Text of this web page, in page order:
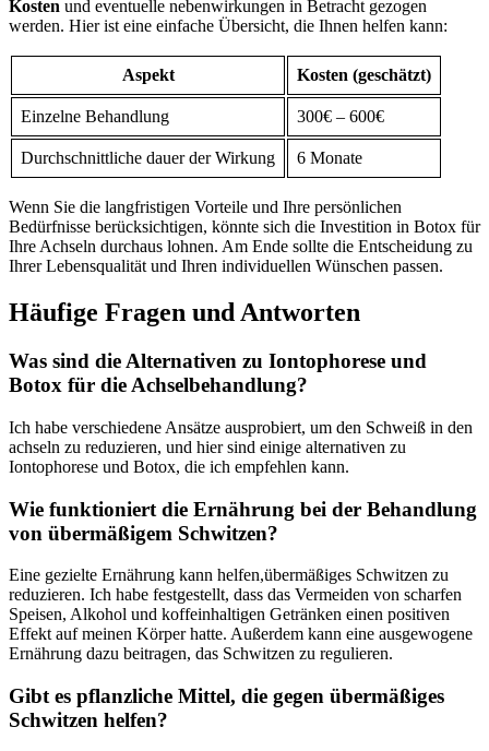
Kosten und eventuelle nebenwirkungen in Betracht gezogen
werden. Hier ist eine einfache Übersicht, die Ihnen helfen kann:
Aspekt Kosten (geschätzt)
Einzelne Behandlung 300€ – 600€
Durchschnittliche dauer der Wirkung 6 Monate
Wenn Sie die langfristigen Vorteile ‌und Ihre persönlichen
Bedürfnisse⁢ berücksichtigen, könnte sich die Investition in Botox⁤ für
Ihre Achseln durchaus lohnen. Am Ende sollte die Entscheidung zu
Ihrer Lebensqualität und Ihren individuellen Wünschen⁣ passen.
Häufige Fragen und Antworten
Was sind die Alternativen zu Iontophorese und
⁤Botox für die Achselbehandlung?
Ich habe verschiedene Ansätze ausprobiert, um den Schweiß in den‌
achseln zu reduzieren, und hier sind einige alternativen zu
Iontophorese und Botox, die ich empfehlen kann.
Wie funktioniert die Ernährung bei der Behandlung
von übermäßigem Schwitzen?
Eine gezielte Ernährung kann helfen,übermäßiges Schwitzen zu​
reduzieren. Ich ‍habe festgestellt, dass das Vermeiden⁤ von scharfen
Speisen, Alkohol ⁤und koffeinhaltigen ⁤Getränken einen positiven‌
Effekt auf‌ meinen Körper hatte. Außerdem kann eine ausgewogene
Ernährung dazu beitragen, das Schwitzen zu regulieren.
Gibt ⁣es pflanzliche Mittel, die gegen übermäßiges
Schwitzen helfen?